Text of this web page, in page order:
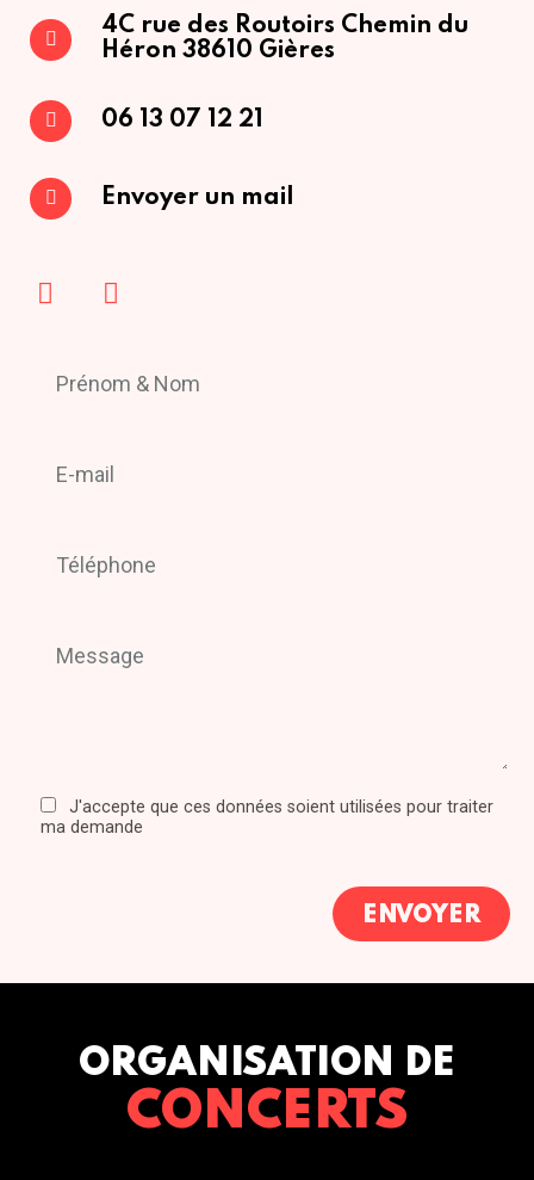
4C rue des Routoirs Chemin du
Héron 38610 Gières
06 13 07 12 21
Envoyer un mail
J'accepte que ces données soient utilisées pour traiter
ma demande
ORGANISATION DE
CONCERTS